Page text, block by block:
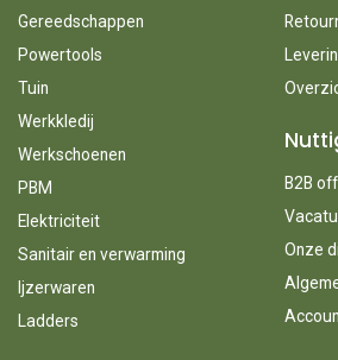
Gereedschappen
Powertools
Tuin
Werkkledij
Werkschoenen
PBM
Elektriciteit
Sanitair en verwarming
Ijzerwaren
Ladders
B2B
Onze